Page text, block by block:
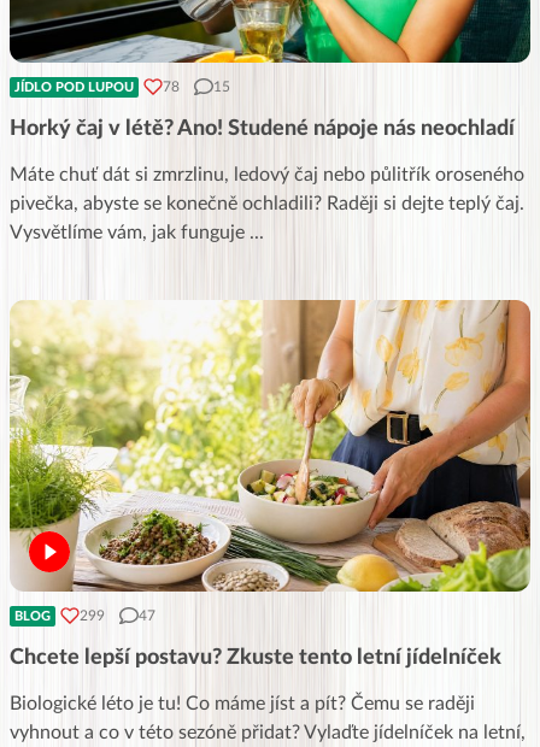
JÍDLO POD LUPOU 78 15
Horký čaj v létě? Ano! Studené nápoje nás neochladí
Máte chuť dát si zmrzlinu, ledový čaj nebo půlitřík oroseného
pivečka, abyste se konečně ochladili? Raději si dejte teplý čaj.
Vysvětlíme vám, jak funguje ...
BLOG 299 47
Chcete lepší postavu? Zkuste tento letní jídelníček
Biologické léto je tu! Co máme jíst a pít? Čemu se raději
vyhnout a co v této sezóně přidat? Vylaďte jídelníček na letní,